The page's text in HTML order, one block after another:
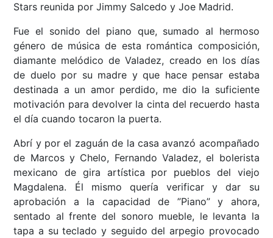
Stars reunida por Jimmy Salcedo y Joe Madrid.
Fue el sonido del piano que, sumado al hermoso
género de música de esta romántica composición,
diamante melódico de Valadez, creado en los días
de duelo por su madre y que hace pensar estaba
destinada a un amor perdido, me dio la suficiente
motivación para devolver la cinta del recuerdo hasta
el día cuando tocaron la puerta.
Abrí y por el zaguán de la casa avanzó acompañado
de Marcos y Chelo, Fernando Valadez, el bolerista
mexicano de gira artística por pueblos del viejo
Magdalena. Él mismo quería verificar y dar su
aprobación a la capacidad de ”Piano” y ahora,
sentado al frente del sonoro mueble, le levanta la
tapa a su teclado y seguido del arpegio provocado